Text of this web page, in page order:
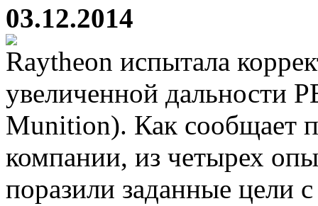
03.12.2014
Raytheon испытала
увеличенной дальности
Munition). Как сообщает
компании, из четырех
поразили заданные цели